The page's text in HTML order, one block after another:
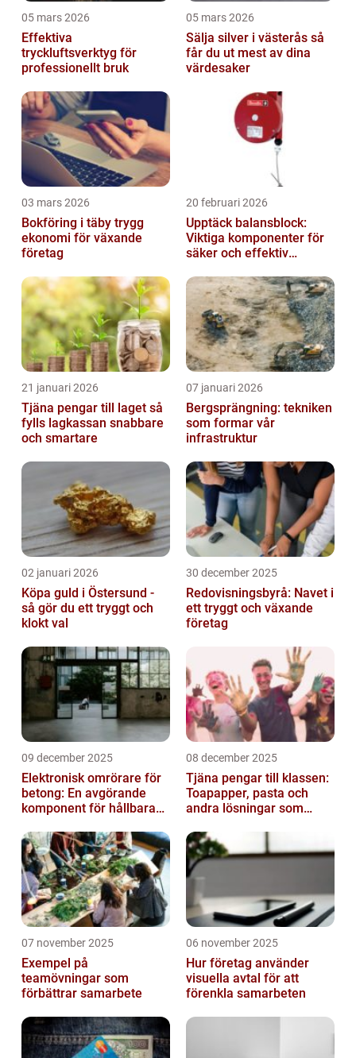
05 mars 2026
Effektiva
tryckluftsverktyg för
professionellt bruk
05 mars 2026
Sälja silver i västerås så
får du ut mest av dina
värdesaker
03 mars 2026
Bokföring i täby trygg
ekonomi för växande
företag
20 februari 2026
Upptäck balansblock:
Viktiga komponenter för
säker och effektiv
21 januari 2026
Tjäna pengar till laget så
fylls lagkassan snabbare
och smartare
07 januari 2026
Bergsprängning: tekniken
som formar vår
infrastruktur
02 januari 2026
Köpa guld i Östersund -
så gör du ett tryggt och
klokt val
30 december 2025
Redovisningsbyrå: Navet i
ett tryggt och växande
företag
09 december 2025
Elektronisk omrörare för
betong: En avgörande
komponent för hållbara
08 december 2025
Tjäna pengar till klassen:
Toapapper, pasta och
andra lösningar som
07 november 2025
Exempel på
teamövningar som
förbättrar samarbete
06 november 2025
Hur företag använder
visuella avtal för att
förenkla samarbeten